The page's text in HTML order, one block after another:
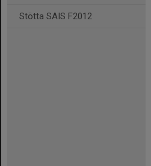
Stötta SAIS F2012